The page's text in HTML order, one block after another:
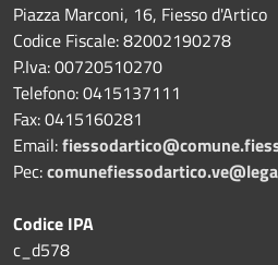
Piazza Marconi, 16, Fiesso d'Artico
Codice Fiscale: 82002190278
P.Iva: 00720510270
Telefono:0415137111
Fax:0415160281
Email:
Pec:
Codice IPA
c_d578